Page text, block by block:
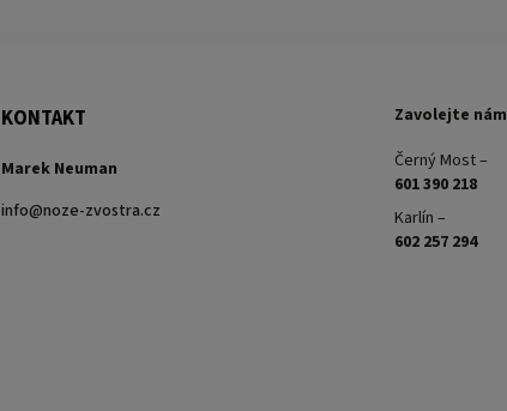
KONTAKT
Marek Neuman
info@noze-zvostra.cz
Zavolejte nám
Černý Most –
601 390 218
Karlín –
602 257 294